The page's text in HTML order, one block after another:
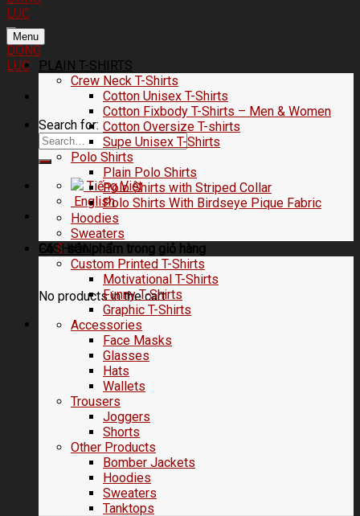
Search for:
Tiếng Việt
English
Có0 sản phẩm trong giỏ hàng
No products in the cart.
Menu
PLAIN T-SHIRTS
Crew Neck T-Shirts
Cotton Unisex T-Shirts
Cotton Fixbody T-Shirts – Men & Women
Cotton Oversize T-shirts
Supe Unisex T-Shirts
Polo Shirts
Plain Polo Shirts
Polo Shirts with Striped Collar
Polo Shirts With Birdseye Pique Fabric
Hoodies
Sweaters
FASHION
Custom Printed T-Shirts
Motivational T-Shirts
Funny T-Shirts
Graphic T-Shirts
Accessories
Face Masks
Glasses
Hats
Wallets
Trousers
Joggers
Shorts
Other Products
Bomber Jackets
Hoodies
Sweaters
Tanktops